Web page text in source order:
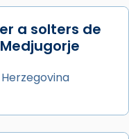
sant Cugat, a
la tradició
a Júlia”) i
=
I l’any 1667, el
en una obra
Iluro.
a solters de